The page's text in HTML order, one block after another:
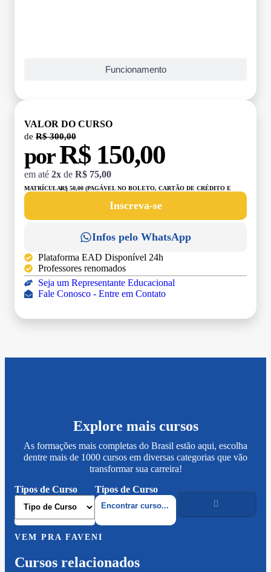
Funcionamento
VALOR DO CURSO
de R$ 300,00
porR$ 150,00
em até 2x de R$ 75,00
MATRÍCULA:R$ 50,00 (PAGÁVEL NO BOLETO, CARTÃO DE CRÉDITO E
Inscreva-se
Infos pelo WhatsApp
Plataforma EAD Disponível 24h
Professores renomados
Seja um Representante Educacional
Fale Conosco - Entre em Contato
Explore mais cursos
As formações mais completas do Brasil estão aqui, escolha
dentre mais de 1000 cursos em diversas categorias que vão
transformar sua carreira!
Tipos de Curso
Tipos de Curso
VEM PRA FAVENI
Cursos relacionados